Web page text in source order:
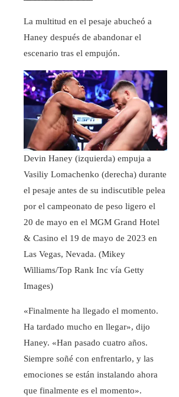
La multitud en el pesaje abucheó a
Haney después de abandonar el
escenario tras el empujón.
Devin Haney (izquierda) empuja a
Vasiliy Lomachenko (derecha) durante
el pesaje antes de su indiscutible pelea
por el campeonato de peso ligero el
20 de mayo en el MGM Grand Hotel
& Casino el 19 de mayo de 2023 en
Las Vegas, Nevada. (Mikey
Williams/Top Rank Inc vía Getty
Images)
«Finalmente ha llegado el momento.
Ha tardado mucho en llegar», dijo
Haney. «Han pasado cuatro años.
Siempre soñé con enfrentarlo, y las
emociones se están instalando ahora
que finalmente es el momento».